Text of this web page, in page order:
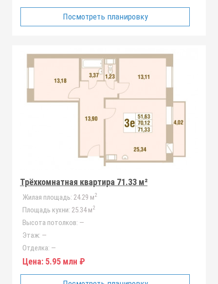
Посмотреть планировку
Трёхкомнатная квартира 71.33 м²
Жилая площадь: 24.29 м2
Площадь кухни: 25.34 м2
Высота потолков: —
Этаж: —
Отделка: —
Цена: 5.95 млн ₽